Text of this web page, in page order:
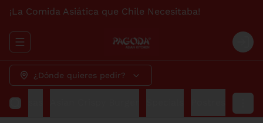
¡La Comida Asiática que Chile Necesitaba!
Abrir menu de navegación Login
¿Dónde quieres pedir?
Salsas